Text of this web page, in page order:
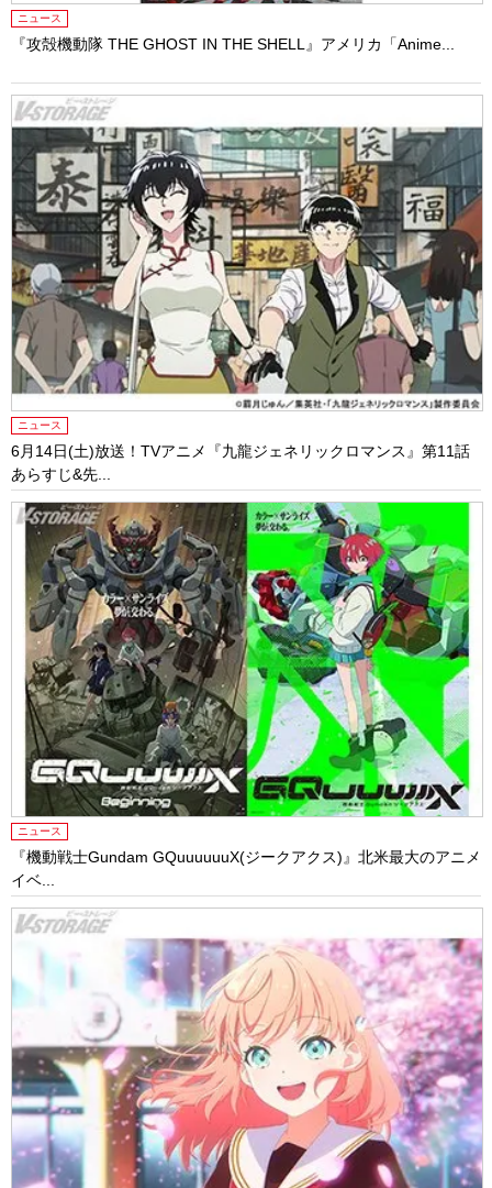
ニュース
『攻殻機動隊 THE GHOST IN THE SHELL』アメリカ「Anime...
ニュース
6月14日(土)放送！TVアニメ『九龍ジェネリックロマンス』第11話
あらすじ&先...
ニュース
『機動戦士Gundam GQuuuuuuX(ジークアクス)』北米最大のアニメ
イベ...